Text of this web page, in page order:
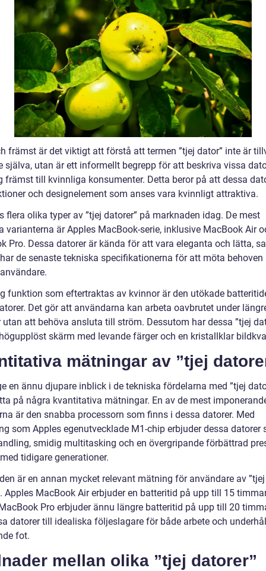
främst är det viktigt att förstå att termen ”tjej dator” inte är
själva, utan är ett informellt begrepp för att beskriva vissa
främst till kvinnliga konsumenter. Detta beror på att dessa
och designelement som anses vara kvinnligt attraktiva.
flera olika typer av ”tjej datorer” på marknaden idag. De mest
varianterna är Apples MacBook-serie, inklusive MacBook Air
Pro. Dessa datorer är kända för att vara eleganta och lätta,
de senaste tekniska specifikationerna för att möta behoven
funktion som eftertraktas av kvinnor är den utökade
Det gör att användarna kan arbeta oavbrutet under
utan att behöva ansluta till ström. Dessutom har dessa ”tjej
skärm med levande färger och en kristallklar
mätningar av ”tjej
en ännu djupare inblick i de tekniska fördelarna med ”tjej
på några kvantitativa mätningar. En av de mest
är den snabba processorn som finns i dessa datorer. Med
som Apples egenutvecklade M1-chip erbjuder dessa datorer
smidig multitasking och en övergripande förbättrad
tidigare generationer.
är en annan mycket relevant mätning för användare av ”tjej
Apples MacBook Air erbjuder en batteritid på upp till 15
Pro erbjuder ännu längre batteritid på upp till 20
datorer till idealiska följeslagare för både arbete och
fot.
mellan olika ”tjej datorer”